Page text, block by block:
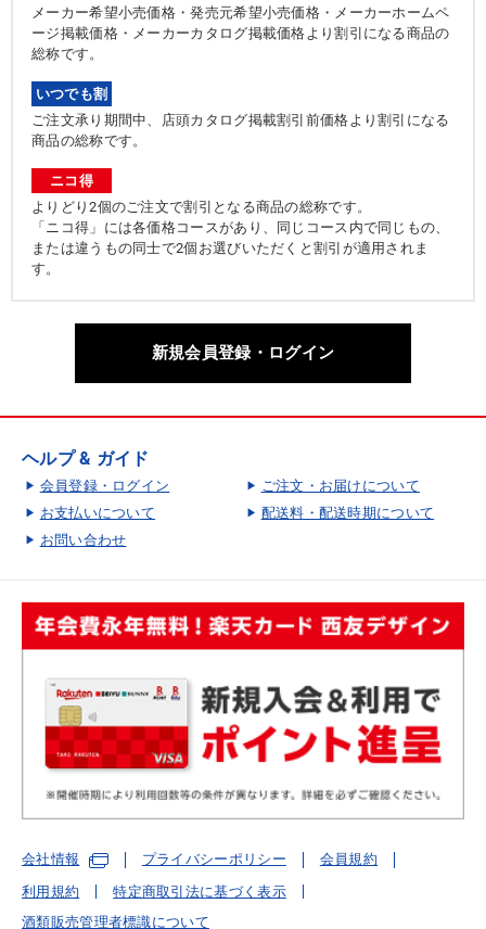
メーカー希望小売価格・発売元希望小売価格・メーカーホームペ
ージ掲載価格・メーカーカタログ掲載価格より割引になる商品の
総称です。
いつでも割
ご注文承り期間中、店頭カタログ掲載割引前価格より割引になる
商品の総称です。
ニコ得
よりどり2個のご注文で割引となる商品の総称です。
「ニコ得」には各価格コースがあり、同じコース内で同じもの、
または違うもの同士で2個お選びいただくと割引が適用されま
す。
新規会員登録・ログイン
ヘルプ & ガイド
会員登録・ログイン
ご注文・お届けについて
お支払いについて
配送料・配送時期について
お問い合わせ
会社情報 プライバシーポリシー
会員規約
利用規約
特定商取引法に基づく表示
酒類販売管理者標識について